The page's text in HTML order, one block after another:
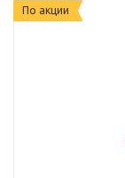
По акции